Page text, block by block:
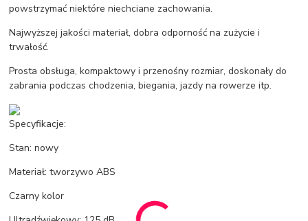
powstrzymać niektóre niechciane zachowania.
Najwyższej jakości materiał, dobra odporność na zużycie i
trwałość.
Prosta obsługa, kompaktowy i przenośny rozmiar, doskonały do ​​
zabrania podczas chodzenia, biegania, jazdy na rowerze itp.
Specyfikacje:
Stan: nowy
Materiał: tworzywo ABS
Czarny kolor